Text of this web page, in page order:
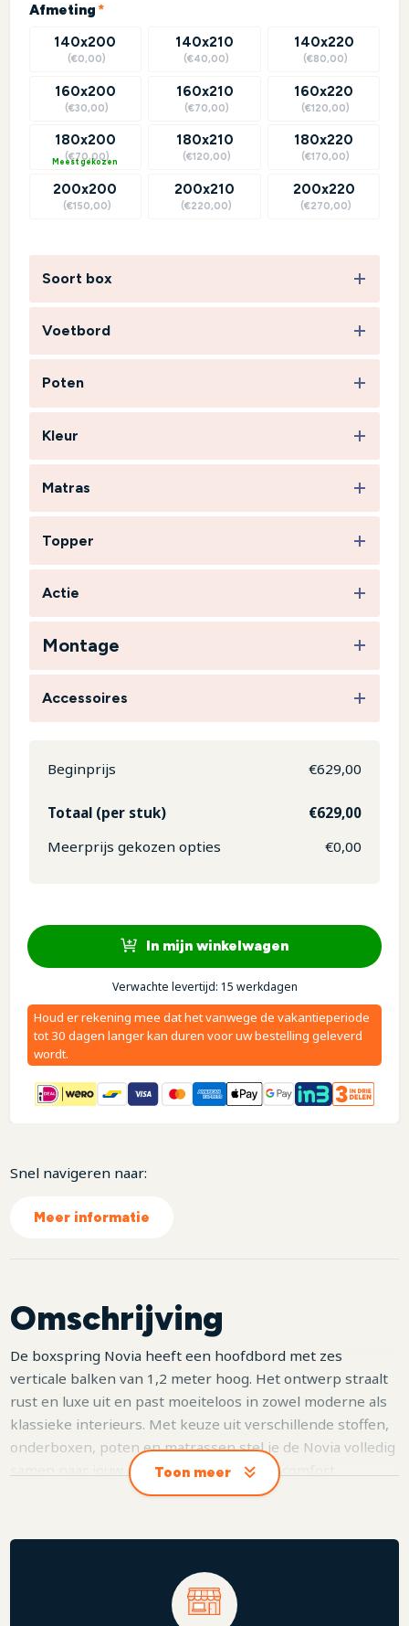
Afmeting*(required)
140x200
(€0,00)
160x200
(€30,00)
180x200
(€70,00)
?
200x200
(€150,00)
140x210
(€40,00)
160x210
(€70,00)
180x210
(€120,00)
200x210
(€220,00)
140x220
(€80,00)
160x220
(€120,00)
180x220
(€170,00)
200x220
(€270,00)
Soort box
Voetbord
Poten
Kleur
Matras
Topper
Actie
Montage
Accessoires
Meerprijs gekozen opties €0,00
Beginprijs €629,00
Totaal (per stuk) €629,00
In mijn winkelwagen
Verwachte levertijd: 15 werkdagen
Houd er rekening mee dat het vanwege de vakantieperiode
tot 30 dagen langer kan duren voor uw bestelling geleverd
wordt.
Snel navigeren naar:
Meer informatie
Omschrijving
De boxspring Novia heeft een hoofdbord met zes
verticale balken van 1,2 meter hoog. Het ontwerp straalt
rust en luxe uit en past moeiteloos in zowel moderne als
klassieke interieurs. Met keuze uit verschillende stoffen,
onderboxen, poten en matrassen stel je de Novia volledig
samen naar jouw persoonlijke smaak en comfort.
Daarnaast kun je kiezen voor een voetbord met zes
lift voor extra luxe en gebruiksgemak.
Toon meer